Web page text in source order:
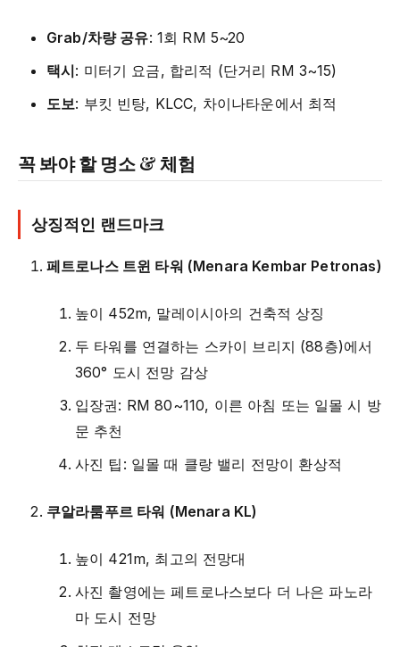
Grab/차량 공유: 1회 RM 5~20
택시: 미터기 요금, 합리적 (단거리 RM 3~15)
도보: 부킷 빈탕, KLCC, 차이나타운에서 최적
꼭 봐야 할 명소 & 체험
상징적인 랜드마크
페트로나스 트윈 타워 (Menara Kembar Petronas)
높이 452m, 말레이시아의 건축적 상징
두 타워를 연결하는 스카이 브리지 (88층)에서
360° 도시 전망 감상
입장권: RM 80~110, 이른 아침 또는 일몰 시 방
문 추천
사진 팁: 일몰 때 클랑 밸리 전망이 환상적
쿠알라룸푸르 타워 (Menara KL)
높이 421m, 최고의 전망대
사진 촬영에는 페트로나스보다 더 나은 파노라
마 도시 전망